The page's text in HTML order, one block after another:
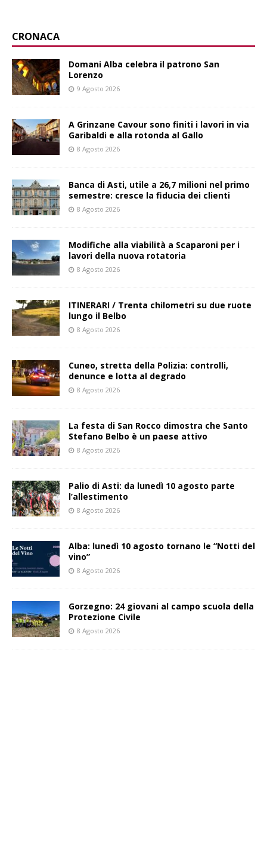
CRONACA
Domani Alba celebra il patrono San
Lorenzo
9 Agosto 2026
A Grinzane Cavour sono finiti i lavori in via
Garibaldi e alla rotonda al Gallo
8 Agosto 2026
Banca di Asti, utile a 26,7 milioni nel primo
semestre: cresce la fiducia dei clienti
8 Agosto 2026
Modifiche alla viabilità a Scaparoni per i
lavori della nuova rotatoria
8 Agosto 2026
ITINERARI / Trenta chilometri su due ruote
lungo il Belbo
8 Agosto 2026
Cuneo, stretta della Polizia: controlli,
denunce e lotta al degrado
8 Agosto 2026
La festa di San Rocco dimostra che Santo
Stefano Belbo è un paese attivo
8 Agosto 2026
Palio di Asti: da lunedì 10 agosto parte
l’allestimento
8 Agosto 2026
Alba: lunedì 10 agosto tornano le “Notti del
vino”
8 Agosto 2026
Gorzegno: 24 giovani al campo scuola della
Protezione Civile
8 Agosto 2026